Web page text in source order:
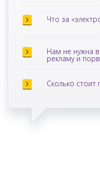
Что за
Нам не нужна
рекламу и
Сколько стоит